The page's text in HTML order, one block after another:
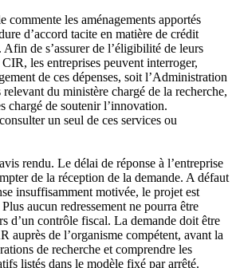
commente les aménagements apportés
d’accord tacite en matière de crédit
de s’assurer de l’éligibilité de leurs
les entreprises peuvent interroger,
de ces dépenses, soit l’Administration
du ministère chargé de la recherche,
chargé de soutenir l’innovation.
un seul de ces services ou
rendu. Le délai de réponse à l’entreprise
de la réception de la demande. A défaut
insuffisamment motivée, le projet est
aucun redressement ne pourra être
d’un contrôle fiscal. La demande doit être
auprès de l’organisme compétent, avant la
de recherche et comprendre les
listés dans le modèle fixé par arrêté.